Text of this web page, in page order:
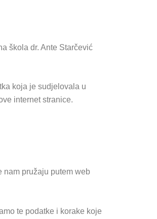
škola dr. Ante Starčević
koja je sudjelovala u
internet stranice.
nam pružaju putem web
te podatke i korake koje